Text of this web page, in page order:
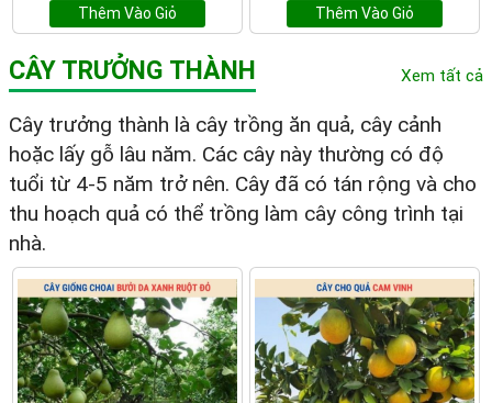
Thêm Vào Giỏ Thêm Vào Giỏ
CÂY TRƯỞNG THÀNH Xem tất cả
Cây trưởng thành là cây trồng ăn quả, cây cảnh
hoặc lấy gỗ lâu năm. Các cây này thường có độ
tuổi từ 4-5 năm trở nên. Cây đã có tán rộng và cho
thu hoạch quả có thể trồng làm cây công trình tại
nhà.